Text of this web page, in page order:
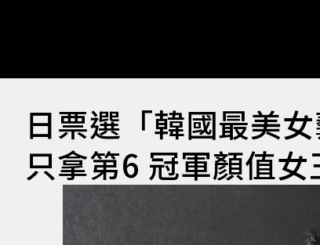
日票選「韓國最美
只拿第6 冠軍顏值